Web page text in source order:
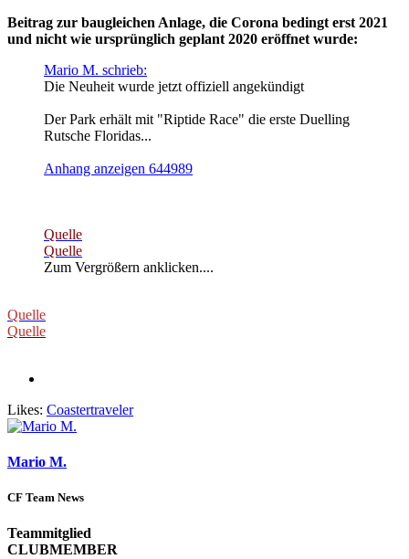
Beitrag zur baugleichen Anlage, die Corona bedingt erst 2021
und nicht wie ursprünglich geplant 2020 eröffnet wurde:
Mario M. schrieb:
Die Neuheit wurde jetzt offiziell angekündigt
Der Park erhält mit "Riptide Race" die erste Duelling
Rutsche Floridas...
Anhang anzeigen 644989
Quelle
Quelle
Zum Vergrößern anklicken....
Quelle
Quelle
Likes: Coastertraveler
Mario M.
CF Team News
Teammitglied
CLUBMEMBER